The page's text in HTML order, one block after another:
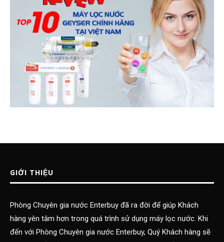
GIỚI THIỆU
Phòng Chuyên gia nước Enterbuy đã ra đời để giúp Khách
hàng yên tâm hơn trong quá trình sử dụng máy lọc nước. Khi
đến với Phòng Chuyên gia nước Enterbuy, Quý Khách hàng sẽ